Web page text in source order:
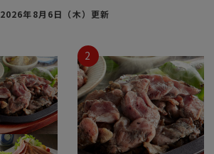
2026年8月6日（木）更新
2